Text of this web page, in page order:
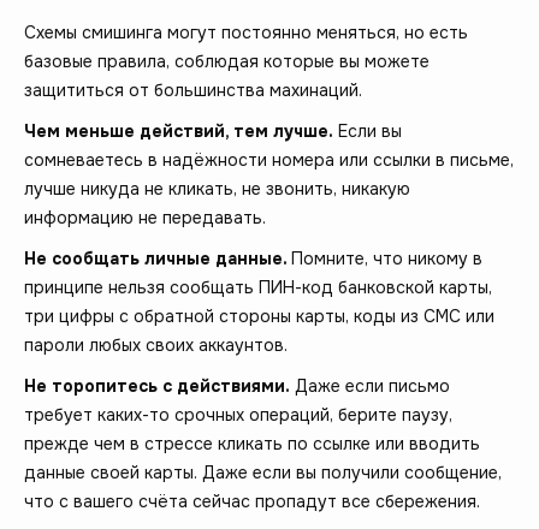
Схемы смишинга могут постоянно меняться, но есть
базовые правила, соблюдая которые вы можете
защититься от большинства махинаций.
Чем меньше действий, тем лучше. Если вы
сомневаетесь в надёжности номера или ссылки в письме,
лучше никуда не кликать, не звонить, никакую
информацию не передавать.
Не сообщать личные данные. Помните, что никому в
принципе нельзя сообщать ПИН-код банковской карты,
три цифры с обратной стороны карты, коды из СМС или
пароли любых своих аккаунтов.
Не торопитесь с действиями. Даже если письмо
требует каких-то срочных операций, берите паузу,
прежде чем в стрессе кликать по ссылке или вводить
данные своей карты. Даже если вы получили сообщение,
что с вашего счёта сейчас пропадут все сбережения.